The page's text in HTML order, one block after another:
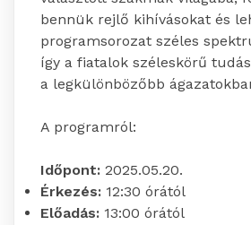
bennük rejlő kihívásokat és
programsorozat széles
így a fiatalok széleskörű
a legkülönbözőbb
A programról:
Időpont: 2025.05.20.
Érkezés: 12:30 órától
Előadás: 13:00 órától